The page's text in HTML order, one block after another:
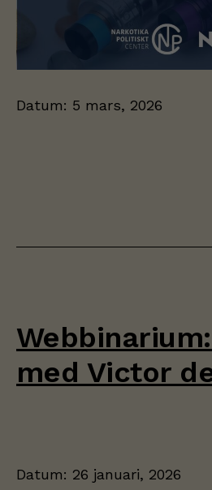
Datum: 5 mars, 2026
med Victor
Datum: 26 januari, 2026